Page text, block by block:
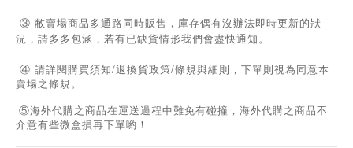
③ 敝賣場商品多通路同時販售，庫存偶有沒辦法即時更新的狀
況，請多多包涵，若有已缺貨情形我們會盡快通知。
④ 請詳閱購買須知/退換貨政策/條規與細則，下單則視為同意本
賣場之條規。
⑤海外代購之商品在運送過程中難免有碰撞，海外代購之商品不
介意有些微盒損再下單喲！